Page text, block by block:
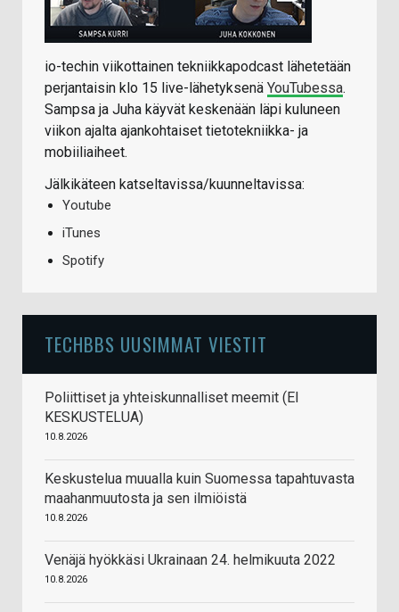
io-techin viikottainen tekniikkapodcast lähetetään
perjantaisin klo 15 live-lähetyksenä YouTubessa.
Sampsa ja Juha käyvät keskenään läpi kuluneen
viikon ajalta ajankohtaiset tietotekniikka- ja
mobiiliaiheet.
Jälkikäteen katseltavissa/kuunneltavissa:
Youtube
iTunes
Spotify
TECHBBS UUSIMMAT VIESTIT
Poliittiset ja yhteiskunnalliset meemit (EI
KESKUSTELUA)
10.8.2026
Keskustelua muualla kuin Suomessa tapahtuvasta
maahanmuutosta ja sen ilmiöistä
10.8.2026
Venäjä hyökkäsi Ukrainaan 24. helmikuuta 2022
10.8.2026